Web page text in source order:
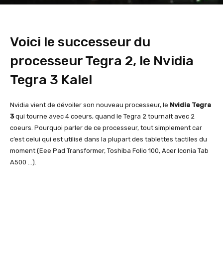
Voici le successeur du
processeur Tegra 2, le Nvidia
Tegra 3 Kalel
Nvidia vient de dévoiler son nouveau processeur, le Nvidia Tegra
3qui tourne avec 4 coeurs, quand le Tegra 2 tournait avec 2
coeurs. Pourquoi parler de ce processeur, tout simplement car
c’est celui qui est utilisé dans la plupart des tablettes tactiles du
moment (Eee Pad Transformer, Toshiba Folio 100, Acer Iconia Tab
A500 …).